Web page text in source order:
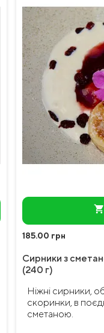
shopping_cart
185.00 грн
Сирники з
(240 г)
Ніжні сирники,
скоринки, в
сметаною.